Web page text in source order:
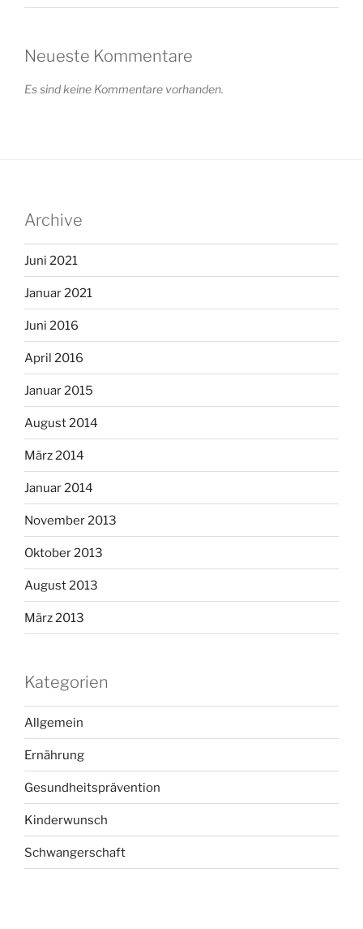
Neueste Kommentare
Es sind keine Kommentare vorhanden.
Archive
Juni 2021
Januar 2021
Juni 2016
April 2016
Januar 2015
August 2014
März 2014
Januar 2014
November 2013
Oktober 2013
August 2013
März 2013
Kategorien
Allgemein
Ernährung
Gesundheitsprävention
Kinderwunsch
Schwangerschaft